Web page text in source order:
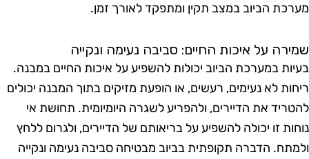
הביוב במצב תקין ומתפקד לאורך זמן.
על איכות החיים: סביבה נעימה ונקייה
במערכת הביוב יכולות להשפיע על איכות החיים במבנה.
לא נעימים, רעשים, או הופעת מזיקים בתוך המבנה יכולים
את הדיירים, ולהפריע לשגרה היומיומית. תחושת אי
זו יכולה להשפיע על בריאותם של הדיירים, ולגרום ללחץ
הדברה תקופתית בביוב מבטיחה סביבה נעימה ונקייה